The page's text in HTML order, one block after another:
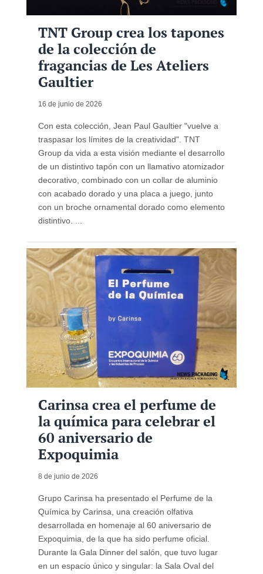
TNT Group crea los tapones
de la colección de
fragancias de Les Ateliers
Gaultier
16 de junio de 2026
Con esta colección, Jean Paul Gaultier "vuelve a
traspasar los límites de la creatividad". TNT
Group da vida a esta visión mediante el desarrollo
de un distintivo tapón con un llamativo atomizador
decorativo, combinado con un collar de aluminio
con acabado dorado y una placa a juego, junto
con un broche ornamental dorado como elemento
distintivo. ...
Carinsa crea el perfume de
la química para celebrar el
60 aniversario de
Expoquimia
8 de junio de 2026
Grupo Carinsa ha presentado el Perfume de la
Química by Carinsa, una creación olfativa
desarrollada en homenaje al 60 aniversario de
Expoquimia, de la que ha sido perfume oficial.
Durante la Gala Dinner del salón, que tuvo lugar
en un espacio único y singular: la Sala Oval del